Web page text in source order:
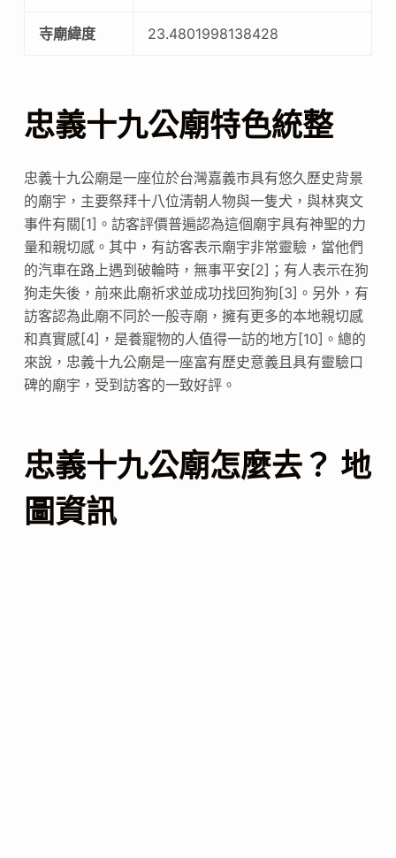
寺廟緯度 23.4801998138428
忠義十九公廟特色統整
忠義十九公廟是一座位於台灣嘉義市具有悠久歷史背景
的廟宇，主要祭拜十八位清朝人物與一隻犬，與林爽文
事件有關[1]。訪客評價普遍認為這個廟宇具有神聖的力
量和親切感。其中，有訪客表示廟宇非常靈驗，當他們
的汽車在路上遇到破輪時，無事平安[2]；有人表示在狗
狗走失後，前來此廟祈求並成功找回狗狗[3]。另外，有
訪客認為此廟不同於一般寺廟，擁有更多的本地親切感
和真實感[4]，是養寵物的人值得一訪的地方[10]。總的
來說，忠義十九公廟是一座富有歷史意義且具有靈驗口
碑的廟宇，受到訪客的一致好評。
忠義十九公廟怎麼去？ 地
圖資訊